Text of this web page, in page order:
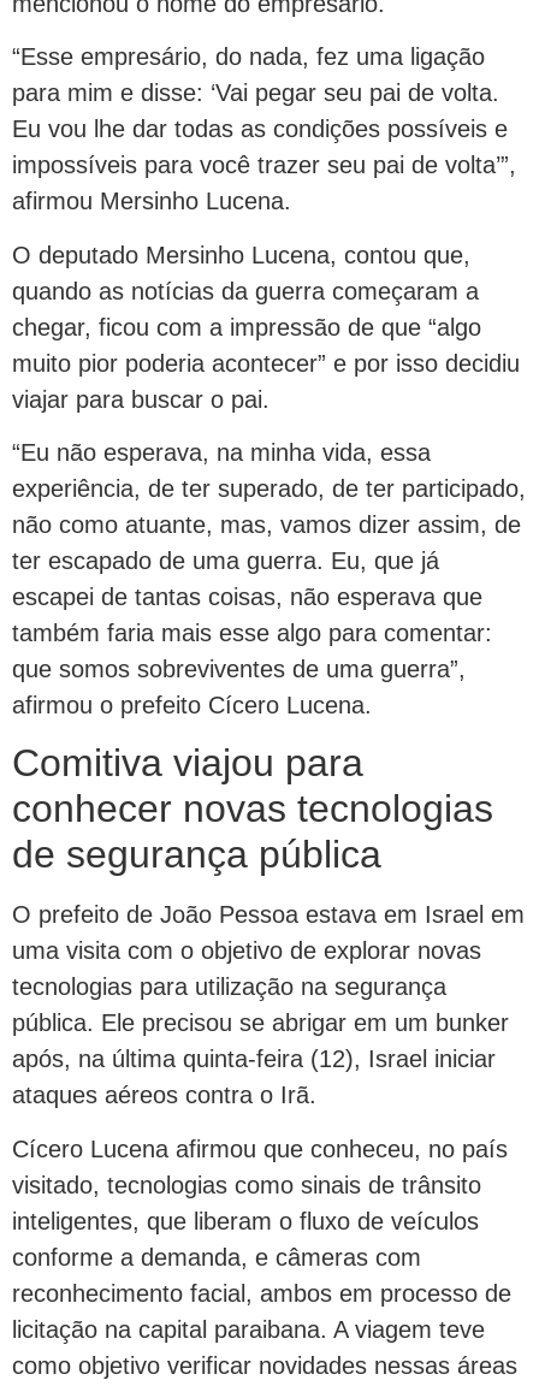
“Esse empresário, do nada, fez uma ligação
para mim e disse: ‘Vai pegar seu pai de volta.
Eu vou lhe dar todas as condições possíveis e
impossíveis para você trazer seu pai de volta’”,
afirmou Mersinho Lucena.
O deputado Mersinho Lucena, contou que,
quando as notícias da guerra começaram a
chegar, ficou com a impressão de que “algo
muito pior poderia acontecer” e por isso decidiu
viajar para buscar o pai.
“Eu não esperava, na minha vida, essa
experiência, de ter superado, de ter participado,
não como atuante, mas, vamos dizer assim, de
ter escapado de uma guerra. Eu, que já
escapei de tantas coisas, não esperava que
também faria mais esse algo para comentar:
que somos sobreviventes de uma guerra”,
afirmou o prefeito Cícero Lucena.
Comitiva viajou para
conhecer novas tecnologias
de segurança pública
O prefeito de João Pessoa estava em Israel em
uma visita com o objetivo de explorar novas
tecnologias para utilização na segurança
pública. Ele precisou se abrigar em um bunker
após, na última quinta-feira (12), Israel iniciar
ataques aéreos contra o Irã.
Cícero Lucena afirmou que conheceu, no país
visitado, tecnologias como sinais de trânsito
inteligentes, que liberam o fluxo de veículos
conforme a demanda, e câmeras com
reconhecimento facial, ambos em processo de
licitação na capital paraibana. A viagem teve
como objetivo verificar novidades nessas áreas